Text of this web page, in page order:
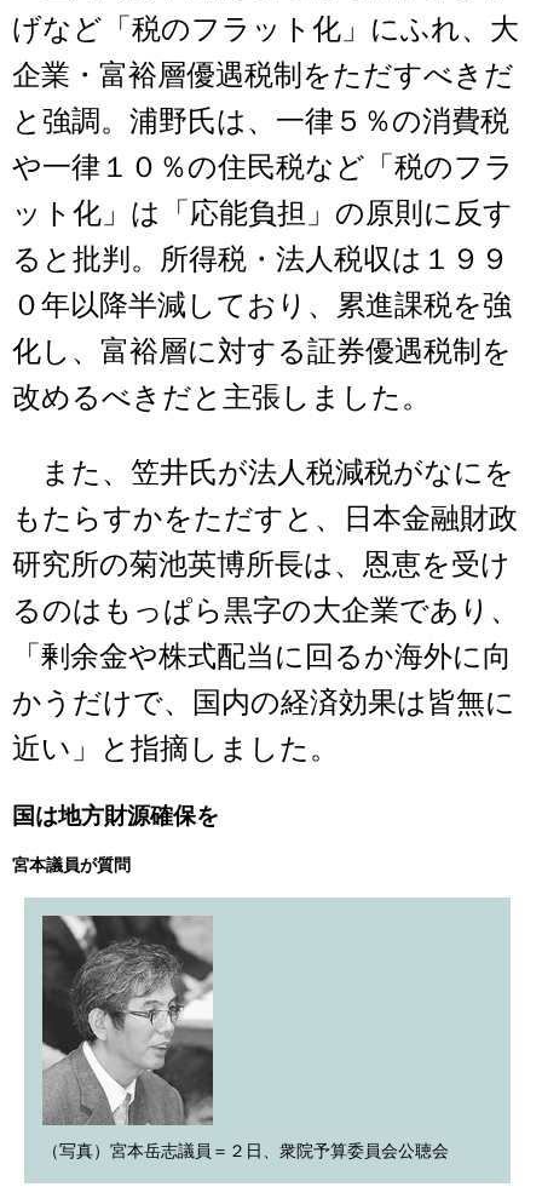
げなど「税のフラット化」にふれ、大
企業・富裕層優遇税制をただすべきだ
と強調。浦野氏は、一律５％の消費税
や一律１０％の住民税など「税のフラ
ット化」は「応能負担」の原則に反す
ると批判。所得税・法人税収は１９９
０年以降半減しており、累進課税を強
化し、富裕層に対する証券優遇税制を
改めるべきだと主張しました。
また、笠井氏が法人税減税がなにを
もたらすかをただすと、日本金融財政
研究所の菊池英博所長は、恩恵を受け
るのはもっぱら黒字の大企業であり、
「剰余金や株式配当に回るか海外に向
かうだけで、国内の経済効果は皆無に
近い」と指摘しました。
国は地方財源確保を
宮本議員が質問
（写真）宮本岳志議員＝２日、衆院予算委員会公聴会